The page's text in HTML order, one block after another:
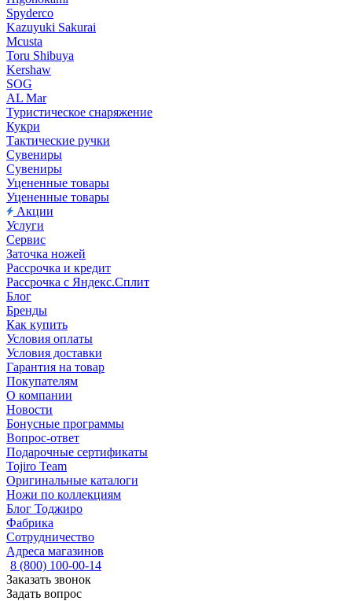
Spyderco
Kazuyuki Sakurai
Mcusta
Toru Shibuya
Kershaw
SOG
AL Mar
Туристическое снаряжение
Кукри
Тактические ручки
Сувениры
Сувениры
Уцененные товары
Уцененные товары
Акции
Услуги
Сервис
Заточка ножей
Рассрочка и кредит
Рассрочка с Яндекс.Сплит
Блог
Бренды
Как купить
Условия оплаты
Условия доставки
Гарантия на товар
Покупателям
О компании
Новости
Бонусные программы
Вопрос-ответ
Подарочные сертификаты
Tojiro Team
Оригинальные каталоги
Ножи по коллекциям
Блог Тоджиро
Фабрика
Сотрудничество
Адреса магазинов
8 (800) 100-00-14
Заказать звонок
Задать вопрос